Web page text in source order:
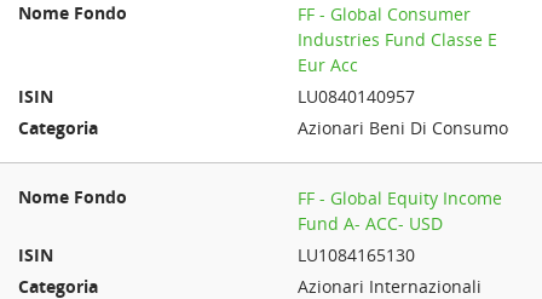
FF - Global Consumer
Industries Fund Classe E
Eur Acc
LU0840140957
Azionari Beni Di Consumo
FF - Global Equity Income
Fund A- ACC- USD
LU1084165130
Azionari Internazionali